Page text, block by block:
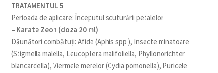
TRATAMENTUL 5
Perioada de aplicare: Începutul scuturării petalelor
– Karate Zeon (doza 20 ml)
Dăunători combătuți: Afide (Aphis spp.), Insecte minatoare
(Stigmella malella, Leucoptera malifoliella, Phyllonorichter
blancardella), Viermele merelor (Cydia pomonella), Puricele